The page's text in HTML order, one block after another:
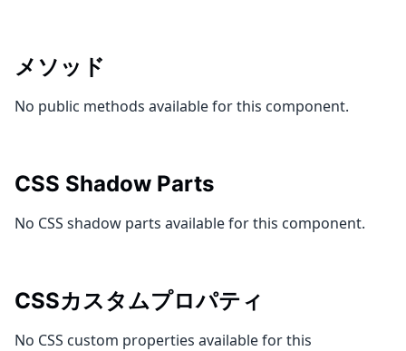
メソッド
No public methods available for this component.
CSS Shadow Parts
No CSS shadow parts available for this component.
CSSカスタムプロパティ
No CSS custom properties available for this